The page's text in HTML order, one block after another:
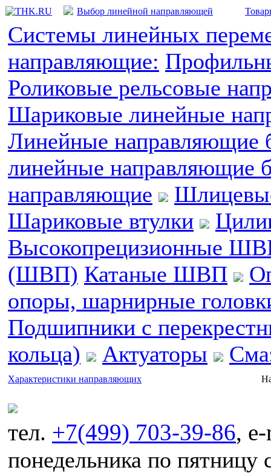
Выбор линейной направляющей
Системы линейных
направляющие:
Роликовые рельсовые
Шариковые линейные
Линейные направляющие
линейные направляющие
направляющие
Шариковые втулки
Высокопрецизионные
(ШВП) Катаные ШВП
опоры, шарнирные
Подшипники с
кольца)
Актуаторы
Характеристики направляющих
тел. +7(499) 703-39-86,
понедельника по пятницу